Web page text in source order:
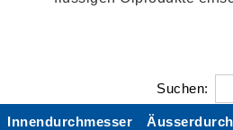
Suchen:
Innendurchmesser